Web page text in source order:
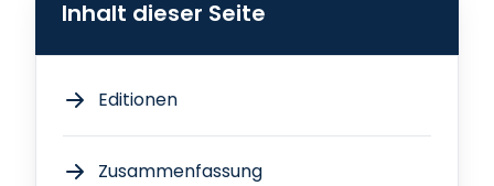
Inhalt dieser Seite
Editionen
Zusammenfassung